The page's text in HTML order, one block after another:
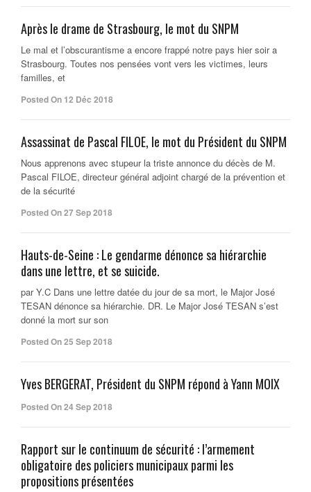
Après le drame de Strasbourg, le mot du SNPM
Le mal et l’obscurantisme a encore frappé notre pays hier soir a
Strasbourg. Toutes nos pensées vont vers les victimes, leurs
familles, et
Posted On 12 Déc 2018
Assassinat de Pascal FILOE, le mot du Président du SNPM
Nous apprenons avec stupeur la triste annonce du décès de M.
Pascal FILOE, directeur général adjoint chargé de la prévention et
de la sécurité
Posted On 27 Sep 2018
Hauts-de-Seine : Le gendarme dénonce sa hiérarchie
dans une lettre, et se suicide.
par Y.C Dans une lettre datée du jour de sa mort, le Major José
TESAN dénonce sa hiérarchie. DR. Le Major José TESAN s’est
donné la mort sur son
Posted On 25 Sep 2018
Yves BERGERAT, Président du SNPM répond à Yann MOIX
Posted On 24 Sep 2018
Rapport sur le continuum de sécurité : l’armement
obligatoire des policiers municipaux parmi les
propositions présentées